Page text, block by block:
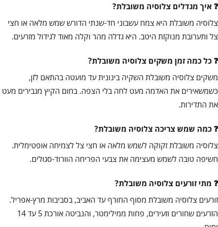
איך מגדלים צלוסיה משובלת?
צלוסיה משובלת היא צמח עשבוני חד-שנתי הדורש שמש מלאה או חצי
צל ותערובת מנוקזת היטב. היא גדלה מהר וקלה מאוד לגידול מזרעים.
כל כמה זמן משקים צלוסיה משובלת?
משקים צלוסיה משובלת השקיה בינונית עד מועטה בהתאם לזן,
כשמשאירים את האדמה מעט לחה בלי הצפה. בחום הקיץ מגבירים מעט
את התדירות.
כמה שמש צריכה צלוסיה משובלת?
צלוסיה משובלת זקוקה לשמש מלאה או חצי צל לצמיחה אופטימלית.
חשיפה טובה לשמש מעצימה את צבעי הפריחה הוורוד-סגולים.
מתי זורעים צלוסיה משובלת?
זורעים צלוסיה משובלת מסוף החורף עד האביב, בסביבות מרץ-אפריל.
הזרעים שחורים וזעירים, פחות ממילימטר, והנביטה אורכת 5 עד 14